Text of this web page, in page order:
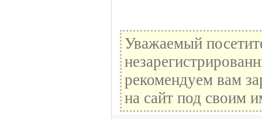
Уважаемый
рекомендуем вам
на сайт под своим